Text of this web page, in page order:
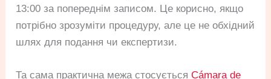
13:00 за попереднім записом. Це корисно, якщо
потрібно зрозуміти процедуру, але це не обхідний
шлях для подання чи експертизи.
Та сама практична межа стосуєтьсяCámara de